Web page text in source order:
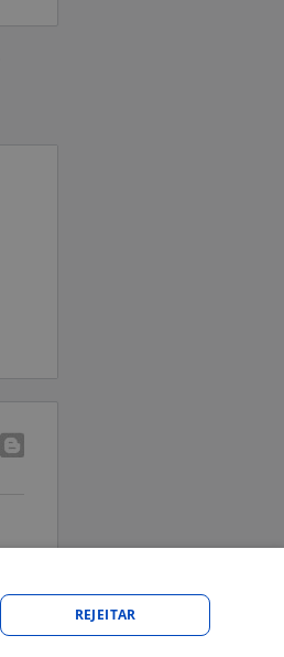
REJEITAR